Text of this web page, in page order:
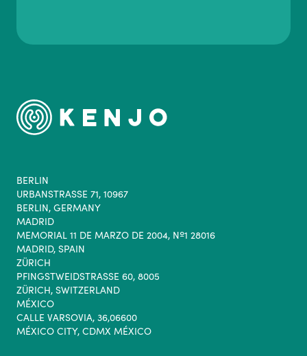
BERLIN
URBANSTRASSE 71, 10967
BERLIN, GERMANY
MADRID
MEMORIAL 11 DE MARZO DE 2004, Nº1 28016
MADRID, SPAIN
ZÜRICH
PFINGSTWEIDSTRASSE 60, 8005
ZÜRICH, SWITZERLAND
MÉXICO
CALLE VARSOVIA, 36,06600
MÉXICO CITY, CDMX MÉXICO